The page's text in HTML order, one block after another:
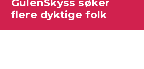
flere dyktige folk